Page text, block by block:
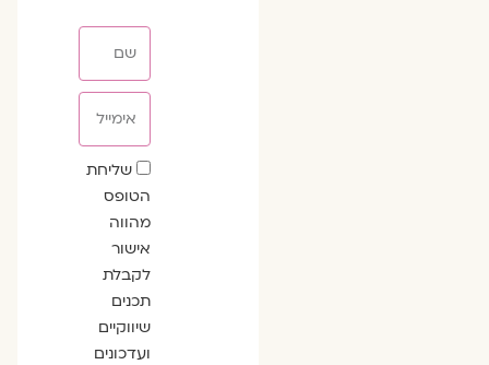
שדה
הסכמה
שליחת
הטופס
מהווה
אישור
לקבלת
תכנים
שיווקיים
ועדכונים